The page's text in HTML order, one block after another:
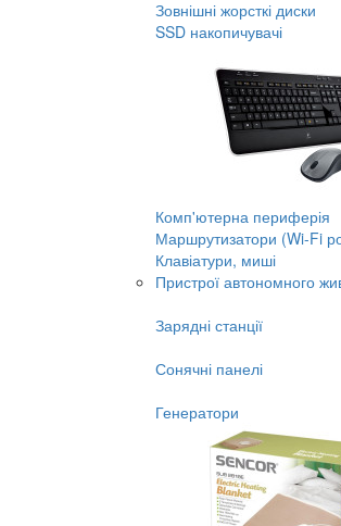
Зовнішні жорсткі диски
SSD накопичувачі
Комп'ютерна периферія
Маршрутизатори (Wi-Fi
Клавіатури, миші
Пристрої автономного
Зарядні станції
Сонячні панелі
Генератори